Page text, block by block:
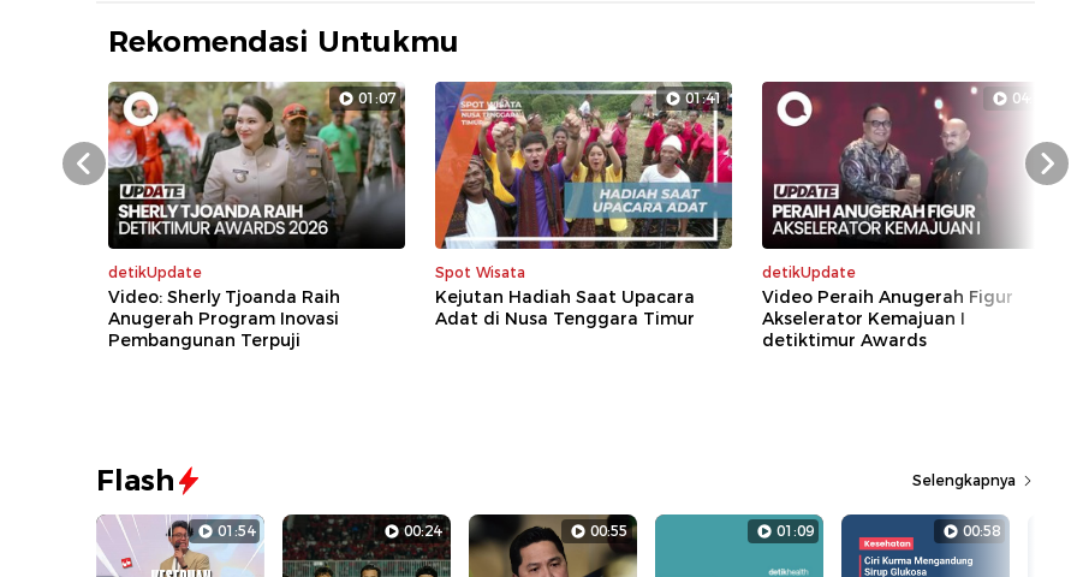
Rekomendasi Untukmu
01:07
detikUpdate
Video: Sherly Tjoanda Raih
Anugerah Program Inovasi
Pembangunan Terpuji
01:41
Spot Wisata
Kejutan Hadiah Saat Upacara
Adat di Nusa Tenggara Timur
04:15
detikUpdate
Video Peraih Anugerah Figur
Akselerator Kemajuan I
detiktimur Awards
Prev Next
Flash Selengkapnya
01:54 00:24 00:55 01:09 00:58